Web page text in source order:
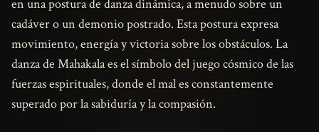
en una postura de danza dinámica, a menudo sobre un
cadáver o un demonio postrado. Esta postura expresa
movimiento, energía y victoria sobre los obstáculos. La
danza de Mahakala es el símbolo del juego cósmico de las
fuerzas espirituales, donde el mal es constantemente
superado por la sabiduría y la compasión.